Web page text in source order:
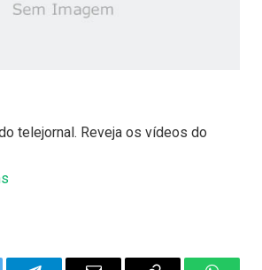
telejornal. Reveja os vídeos do